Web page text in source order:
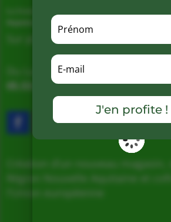
Sur place, Livraison et Expéditions
Du Lundi au Samedi de 9h à 19h
05.53.31.98.50–Accès &
Création d’un nouveau magasin,
J'en profite !